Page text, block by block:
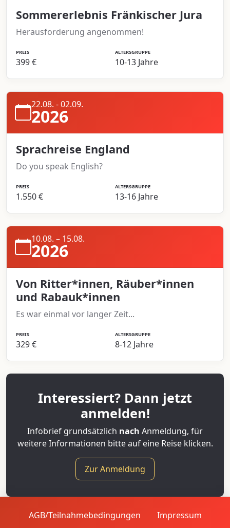
Sommererlebnis Fränkischer Jura
Herausforderung angenommen!
PREIS
399 €
ALTERSGRUPPE
10-13 Jahre
22.08. - 02.09.
2026
Sprachreise England
Do you speak English?
PREIS
1.550 €
ALTERSGRUPPE
13-16 Jahre
10.08. – 15.08.
2026
Von Ritter*innen, Räuber*innen
und Rabauk*innen
Es war einmal vor langer Zeit...
PREIS
329 €
ALTERSGRUPPE
8-12 Jahre
Interessiert? Dann jetzt
anmelden!
Infobrief grundsätzlich nach Anmeldung, für
weitere Informationen bitte auf eine Reise klicken.
Zur Anmeldung
AGB/Teilnahmebedingungen Impressum